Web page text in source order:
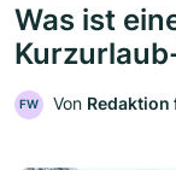
Was ist
FW Von